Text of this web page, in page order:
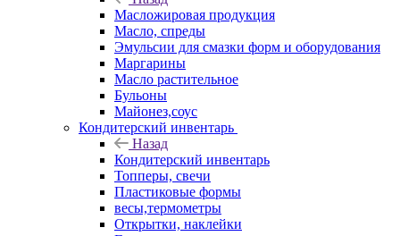
Масложировая продукция
Масло, спреды
Эмульсии для смазки форм и оборудования
Маргарины
Масло растительное
Бульоны
Майонез,соус
Кондитерский инвентарь
Назад
Кондитерский инвентарь
Топперы, свечи
Пластиковые формы
весы,термометры
Открытки, наклейки